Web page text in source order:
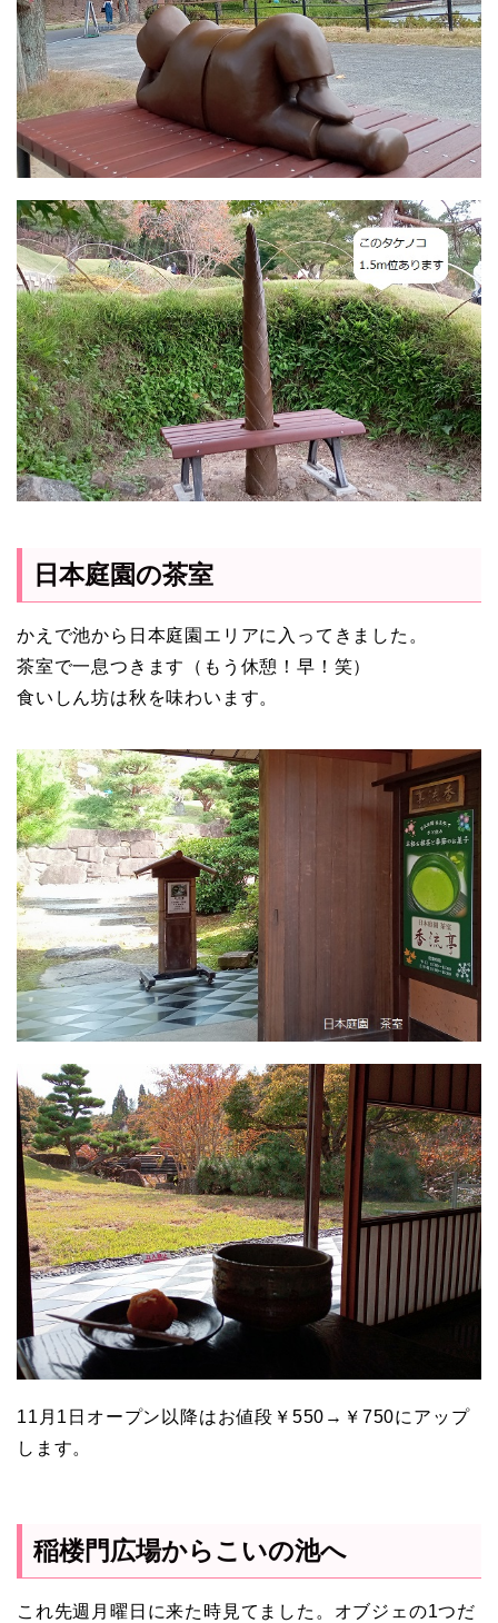
日本庭園の茶室
かえで池から日本庭園エリアに入ってきました。
茶室で一息つきます（もう休憩！早！笑）
食いしん坊は秋を味わいます。
11月1日オープン以降はお値段￥550→￥750にアップ
します。
稲楼門広場からこいの池へ
これ先週月曜日に来た時見てました。オブジェの1つだ